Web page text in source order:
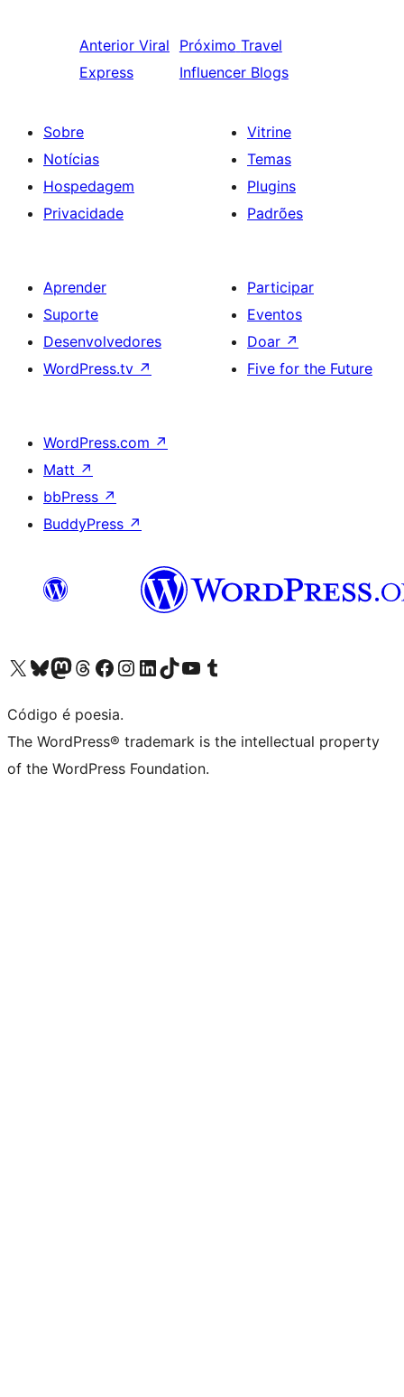
Anterior Viral
Express
Próximo Travel
Influencer Blogs
Sobre
Notícias
Hospedagem
Privacidade
Vitrine
Temas
Plugins
Padrões
Aprender
Suporte
Desenvolvedores
WordPress.tv ↗
Participar
Eventos
Doar ↗
Five for the Future
WordPress.com ↗
Matt ↗
bbPress ↗
BuddyPress ↗
Acessar nossa conta do X (antigo Twitter)
Acessar nossa conta do Bluesky
Acessar nossa conta do Mastodon
Acessar nossa conta do Threads
Acessar nossa página do Facebook
Acessar nossa conta do Instagram
Acessar nossa conta do LinkedIn
Acessar nossa conta do TikTok
Acessar nosso canal do YouTube
Acessar nossa conta no Tumblr
Código é poesia.
The WordPress® trademark is the intellectual property
of the WordPress Foundation.